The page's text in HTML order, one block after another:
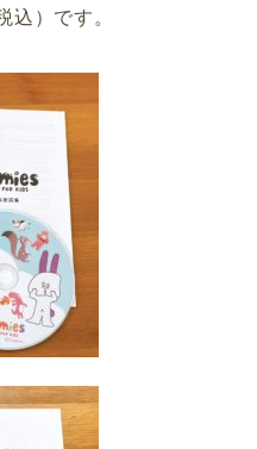
込）です。